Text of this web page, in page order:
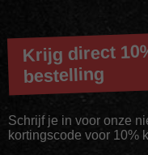
Krijg direct
bestelling
Schrijf je in voor onze
kortingscode voor 10%